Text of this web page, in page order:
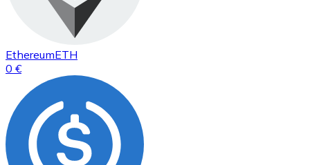
EthereumETH
0 €